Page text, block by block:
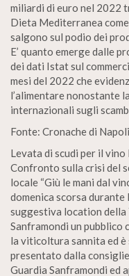
miliardi di euro nel 2022
Dieta Mediterranea
salgono sul podio dei
E’ quanto emerge dalle
dei dati Istat sul
mesi del 2022 che
l’alimentare nonostante
internazionali sugli
Fonte: Cronache di
Levata di scudi per il vino
Confronto sulla crisi del
locale “Giù le mani dal
domenica scorsa durante
suggestiva location della
Sanframondi un
la viticoltura sannita ed
presentato dalla
Guardia Sanframondi ed